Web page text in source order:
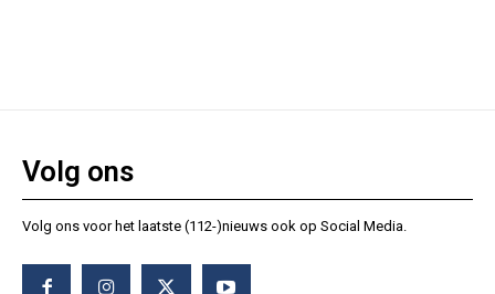
Volg ons
Volg ons voor het laatste (112-)nieuws ook op Social Media.